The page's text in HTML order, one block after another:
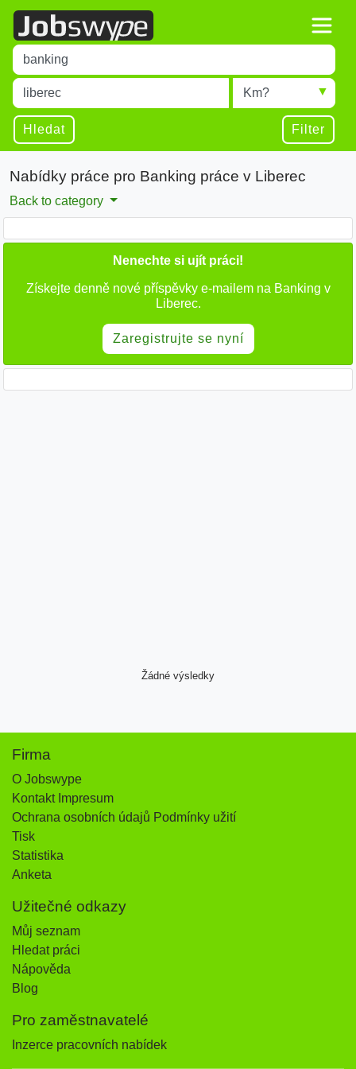
Title
Type 1 or more characters for results.
Místo
Type 1 or more characters for results.
Radius
Hledat Filter
Nabídky práce pro Banking práce v Liberec
Back to category
Nenechte si ujít práci!
Získejte denně nové příspěvky e-mailem na Banking v
Liberec.
Zaregistrujte se nyní
Žádné výsledky
Firma
O Jobswype
Kontakt Impresum
Ochrana osobních údajů Podmínky užití
Tisk
Statistika
Anketa
Užitečné odkazy
Můj seznam
Hledat práci
Nápověda
Blog
Pro zaměstnavatelé
Inzerce pracovních nabídek